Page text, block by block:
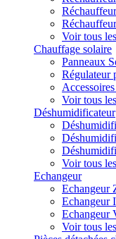
Voir tous
Chauffage solaire
Panneaux
Régulateur
Voir tous
Déshumidificateur
Voir tous
Echangeur
Echangeur
Echangeur
Echangeur
Voir tous